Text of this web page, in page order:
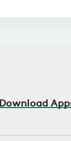
Download